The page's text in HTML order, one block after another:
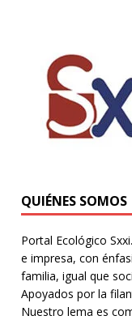
QUIÉNES SOMOS
Portal Ecológico
e impresa, con
familia, igual que
Apoyados por la
Nuestro lema es